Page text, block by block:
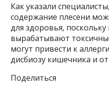
Как указали
содержание плесени
для здоровья,
вырабатывают
могут привести к
дисбиозу кишечника и
Поделиться